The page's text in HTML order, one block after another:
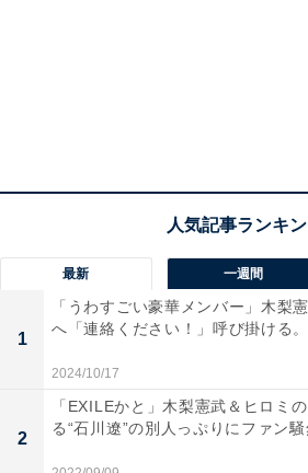
最新 一週間
1
「うわすごい豪華メンバー」木梨
へ「連絡ください！」呼び掛ける
2024/10/17
2
「EXILEかと」木梨憲武＆ヒロミ
る“石川遼”の別人っぷりにファン